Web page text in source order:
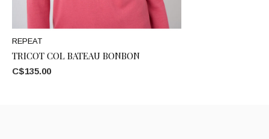
REPEAT
TRICOT COL BATEAU BONBON
C$135.00